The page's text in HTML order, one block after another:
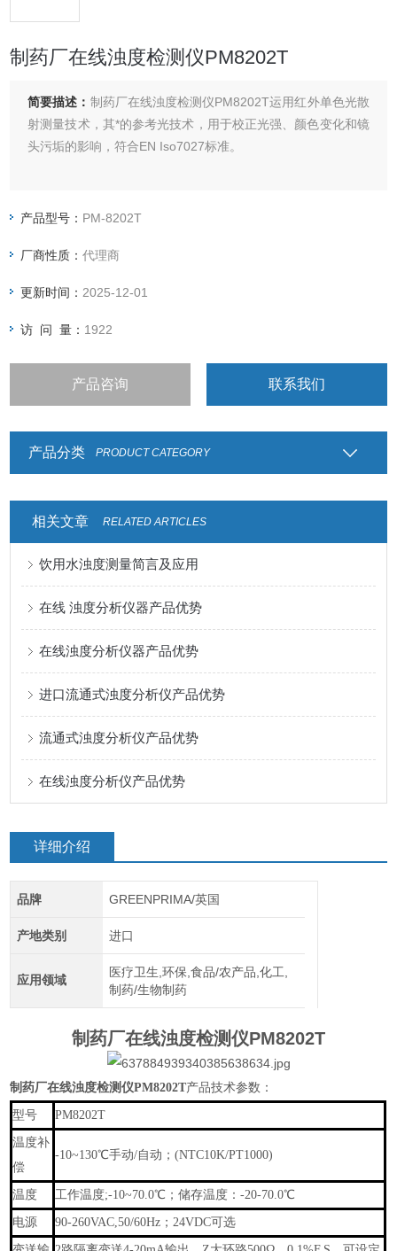
制药厂在线浊度检测仪PM8202T
简要描述： 制药厂在线浊度检测仪PM8202T运用红外单色光散
射测量技术，其*的参考光技术，用于校正光强、颜色变化和镜
头污垢的影响，符合EN Iso7027标准。
产品型号： PM-8202T
厂商性质：代理商
更新时间： 2025-12-01
访 问 量： 1922
产品咨询 联系我们
产品分类 PRODUCT CATEGORY
相关文章 RELATED ARTICLES
饮用水浊度测量简言及应用
在线 浊度分析仪器产品优势
在线浊度分析仪器产品优势
进口流通式浊度分析仪产品优势
流通式浊度分析仪产品优势
在线浊度分析仪产品优势
详细介绍
品牌 GREENPRIMA/英国
产地类别 进口
应用领域
医疗卫生,环保,食品/农产品,化工,
制药/生物制药
制药厂在线浊度检测仪PM8202T
制药厂在线浊度检测仪PM8202T产品技术参数：
型号 PM8202T
温度补
偿
-10~130℃手动/自动；(NTC10K/PT1000)
温度 工作温度;-10~70.0℃；储存温度：-20-70.0℃
电源 90-260VAC,50/60Hz；24VDC可选